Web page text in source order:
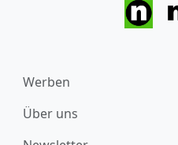
Werben
Über uns